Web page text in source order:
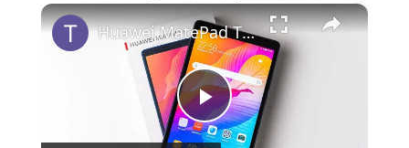
×
P
Huawei MatePad T8 Unboxing & Erster Eindruck: Ohne Google :(